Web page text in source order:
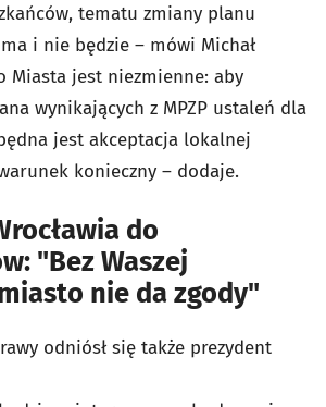
tematu zmiany planu
i nie będzie – mówi Michał
Miasta jest niezmienne: aby
wynikających z MPZP ustaleń dla
jest akceptacja lokalnej
konieczny – dodaje.
do
"Bez Waszej
nie da zgody"
odniósł się także prezydent